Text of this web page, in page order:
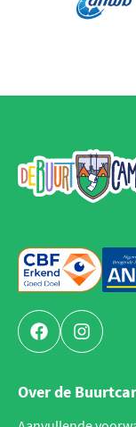
FacebookInstagram
Over de